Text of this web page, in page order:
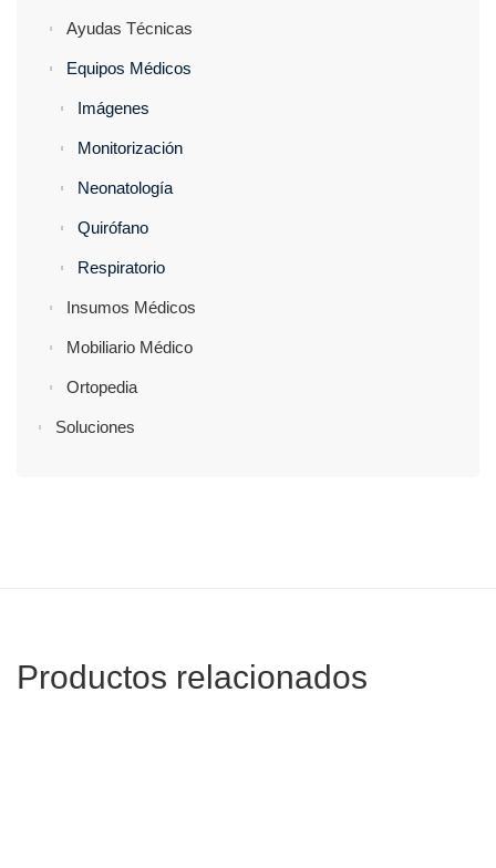
Ayudas Técnicas
Equipos Médicos
Imágenes
Monitorización
Neonatología
Quirófano
Respiratorio
Insumos Médicos
Mobiliario Médico
Ortopedia
Soluciones
Productos relacionados